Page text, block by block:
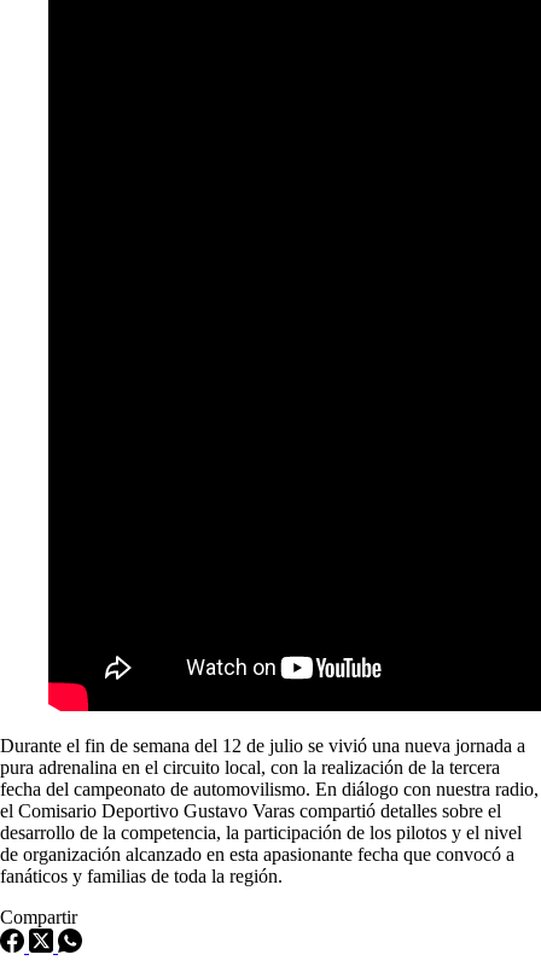
Durante el fin de semana del 12 de julio se vivió una nueva jornada a
pura adrenalina en el circuito local, con la realización de la tercera
fecha del campeonato de automovilismo. En diálogo con nuestra radio,
el Comisario Deportivo Gustavo Varas compartió detalles sobre el
desarrollo de la competencia, la participación de los pilotos y el nivel
de organización alcanzado en esta apasionante fecha que convocó a
fanáticos y familias de toda la región.
Compartir